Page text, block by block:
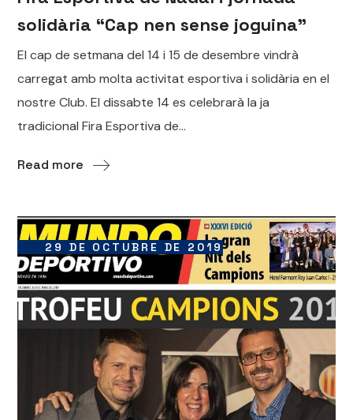
solidària “Cap nen sense joguina”
El cap de setmana del 14 i 15 de desembre vindrà
carregat amb molta activitat esportiva i solidària en el
nostre Club. El dissabte 14 es celebrarà la ja
tradicional Fira Esportiva de...
Read more
29 DE OCTUBRE DE 2019